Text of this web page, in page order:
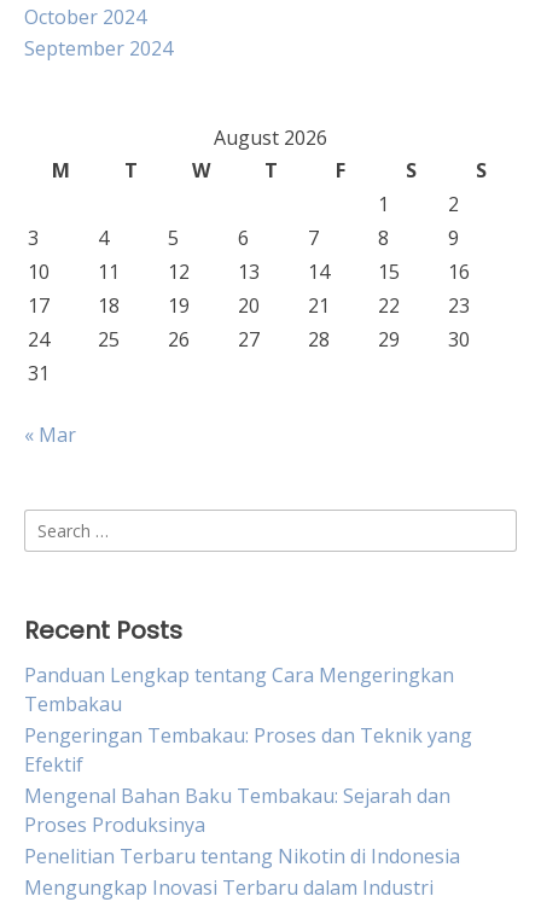
October 2024
September 2024
August 2026
M
T W T F S
S
1
2
3
4 5 6 7 8
9
10
11 12 13 14 15
16
17
18 19 20 21 22
23
24
25 26 27 28 29
30
31
« Mar
Search
for:
Recent Posts
Panduan Lengkap tentang Cara Mengeringkan
Tembakau
Pengeringan Tembakau: Proses dan Teknik yang
Efektif
Mengenal Bahan Baku Tembakau: Sejarah dan
Proses Produksinya
Penelitian Terbaru tentang Nikotin di Indonesia
Mengungkap Inovasi Terbaru dalam Industri